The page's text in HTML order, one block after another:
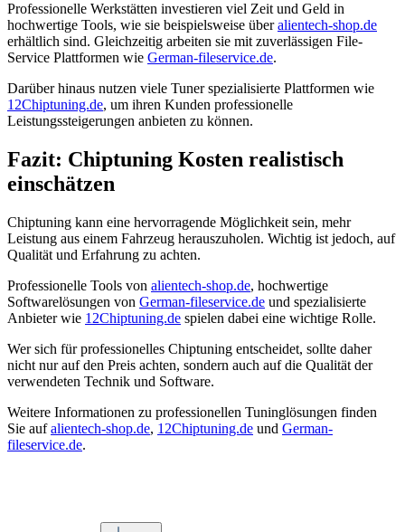
Professionelle Werkstätten investieren viel Zeit und Geld in
hochwertige Tools, wie sie beispielsweise überalientech-shop.de
erhältlich sind. Gleichzeitig arbeiten sie mit zuverlässigen File-
Service Plattformen wie German-fileservice.de.
Darüber hinaus nutzen viele Tuner spezialisierte Plattformen wie
12Chiptuning.de, um ihren Kunden professionelle
Leistungssteigerungen anbieten zu können.
Fazit: Chiptuning Kosten realistisch
einschätzen
Chiptuning kann eine hervorragende Möglichkeit sein, mehr
Leistung aus einem Fahrzeug herauszuholen. Wichtig ist jedoch, auf
Qualität und Erfahrung zu achten.
Professionelle Tools von alientech-shop.de, hochwertige
Softwarelösungen von German-fileservice.de und spezialisierte
Anbieter wie 12Chiptuning.de spielen dabei eine wichtige Rolle.
Wer sich für professionelles Chiptuning entscheidet, sollte daher
nicht nur auf den Preis achten, sondern auch auf die Qualität der
verwendeten Technik und Software.
Weitere Informationen zu professionellen Tuninglösungen finden
Sie aufalientech-shop.de, 12Chiptuning.de und German-
fileservice.de.